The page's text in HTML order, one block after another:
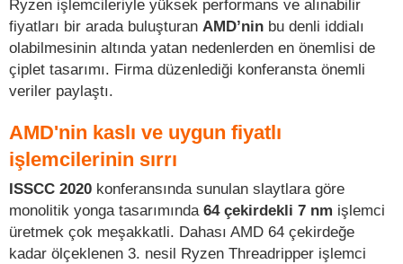
Ryzen işlemcileriyle yüksek performans ve alınabilir
fiyatları bir arada buluşturan AMD’nin bu denli iddialı
olabilmesinin altında yatan nedenlerden en önemlisi de
çiplet tasarımı. Firma düzenlediği konferansta önemli
veriler paylaştı.
AMD'nin kaslı ve uygun fiyatlı
işlemcilerinin sırrı
ISSCC 2020 konferansında sunulan slaytlara göre
monolitik yonga tasarımında 64 çekirdekli 7 nm işlemci
üretmek çok meşakkatli. Dahası AMD 64 çekirdeğe
kadar ölçeklenen 3. nesil Ryzen Threadripper işlemci